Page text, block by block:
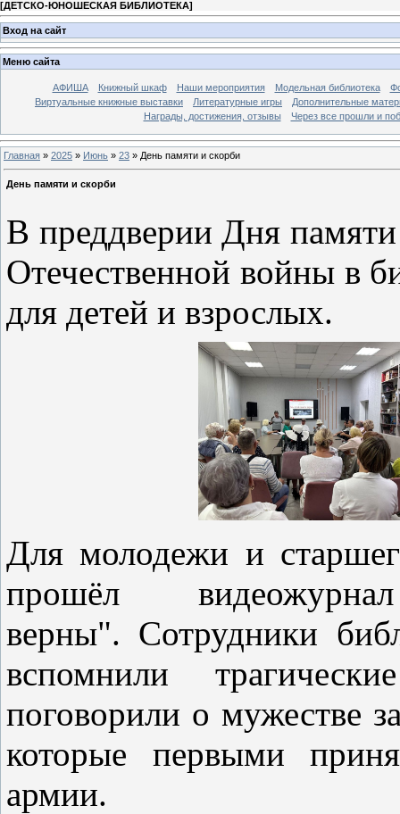
[ДЕТСКО-ЮНОШЕСКАЯ БИБЛИОТЕКА]
Вход на сайт
Меню сайта
АФИША Книжный шкаф Наши мероприятия Модельная библиотека
Виртуальные книжные выставки
Литературные игры
Дополнительные
Награды, достижения, отзывы
Через все прошли и
Главная » 2025 » Июнь » 23 » День памяти и скорби
День памяти и скорби
В преддверии Дня
Отечественной войны в
для детей и взрослых.
Для молодежи и
прошёл
верны". Сотрудники
вспомнили
поговорили о мужестве
которые первыми
армии.